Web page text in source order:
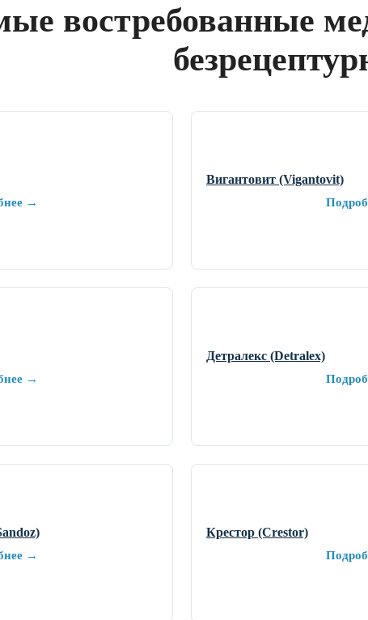
востребованные
→
Вигантовит (Vigantovit)
→
Детралекс (Detralex)
→
Крестор (Crestor)